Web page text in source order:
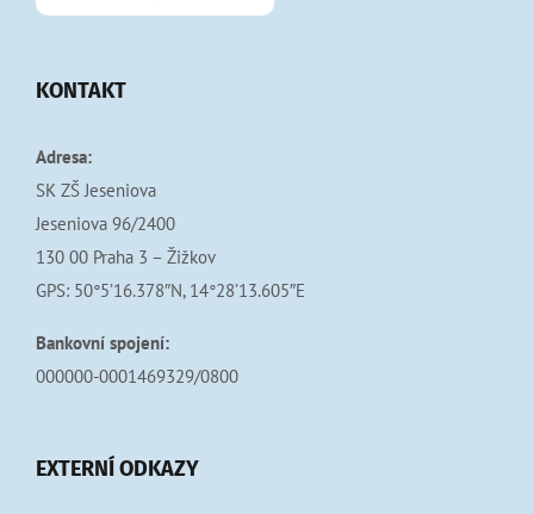
KONTAKT
Adresa:
SK ZŠ Jeseniova
Jeseniova 96/2400
130 00 Praha 3 – Žižkov
GPS: 50°5’16.378″N, 14°28’13.605″E
Bankovní spojení:
000000-0001469329/0800
EXTERNÍ ODKAZY